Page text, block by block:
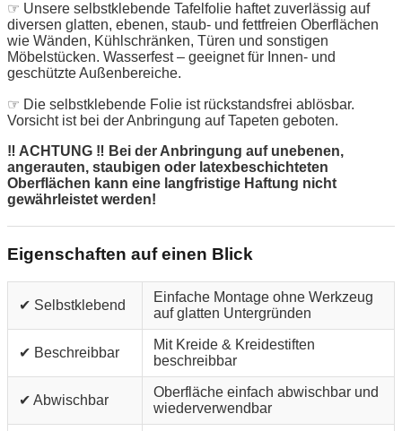
☞ Unsere selbstklebende Tafelfolie haftet zuverlässig auf
diversen glatten, ebenen, staub- und fettfreien Oberflächen
wie Wänden, Kühlschränken, Türen und sonstigen
Möbelstücken. Wasserfest – geeignet für Innen- und
geschützte Außenbereiche.
☞ Die selbstklebende Folie ist rückstandsfrei ablösbar.
Vorsicht ist bei der Anbringung auf Tapeten geboten.
‼ ACHTUNG ‼ Bei der Anbringung auf unebenen,
angerauten, staubigen oder latexbeschichteten
Oberflächen kann eine langfristige Haftung nicht
gewährleistet werden!
Eigenschaften auf einen Blick
✔ Selbstklebend
Einfache Montage ohne Werkzeug
auf glatten Untergründen
✔ Beschreibbar
Mit Kreide & Kreidestiften
beschreibbar
✔ Abwischbar
Oberfläche einfach abwischbar und
wiederverwendbar